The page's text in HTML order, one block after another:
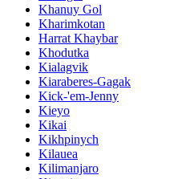
Khanuy Gol
Kharimkotan
Harrat Khaybar
Khodutka
Kialagvik
Kiaraberes-Gagak
Kick-'em-Jenny
Kieyo
Kikai
Kikhpinych
Kilauea
Kilimanjaro